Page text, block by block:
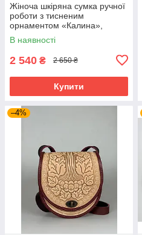
Жіноча шкіряна сумка ручної
роботи з тисненим
орнаментом «Калина»,
бузкова сумка з натуральної
шкіри, 20*21*8 см
В наявності
2 540 ₴ 2 650 ₴
Купити
–4%